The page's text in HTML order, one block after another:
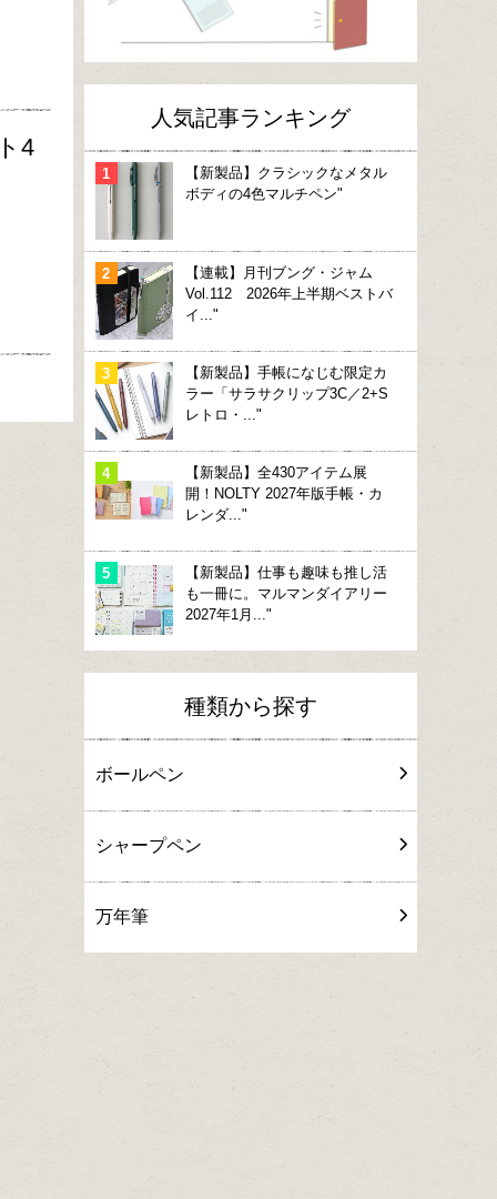
4
人気記事ランキング
【新製品】クラシックなメタル
ボディの4色マルチペン"
【連載】月刊ブング・ジャム
Vol.112 2026年上半期ベストバ
イ..."
【新製品】手帳になじむ限定カ
ラー「サラサクリップ3C／2+S
レトロ・..."
【新製品】全430アイテム展
開！NOLTY 2027年版手帳・カ
レンダ..."
【新製品】仕事も趣味も推し活
も一冊に。マルマンダイアリー
2027年1月..."
種類から探す
ボールペン
シャープペン
万年筆